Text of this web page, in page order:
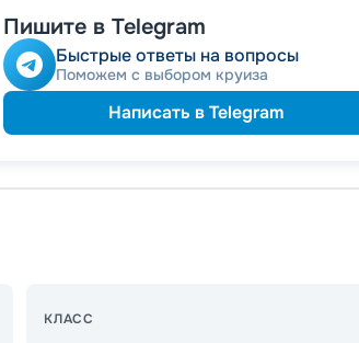
Пишите в Telegram
Быстрые ответы на вопросы
Поможем с выбором круиза
Написать в Telegram
КЛАСС